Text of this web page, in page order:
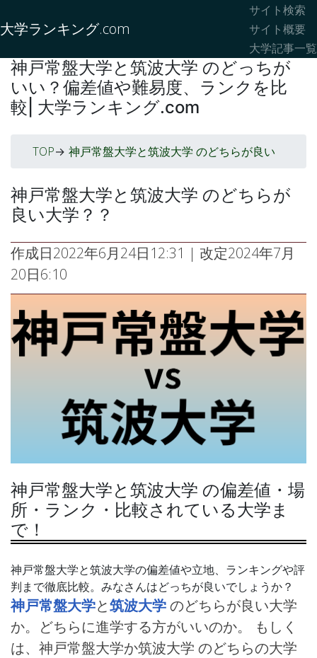
大学ランキング.com
サイト検索
サイト概要
大学記事一覧
神戸常盤大学と筑波大学 のどっちが
いい？偏差値や難易度、ランクを比
較| 大学ランキング.com
TOP-> 神戸常盤大学と筑波大学 のどちらが良い
神戸常盤大学と筑波大学 のどちらが
良い大学？？
作成日2022年6月24日12:31 | 改定2024年7月
20日6:10
神戸常盤大学と筑波大学 の偏差値・場
所・ランク・比較されている大学ま
で！
神戸常盤大学と筑波大学の偏差値や立地、ランキングや評
判まで徹底比較。みなさんはどっちが良いでしょうか？
神戸常盤大学と筑波大学のどちらが良い大学
か。どちらに進学する方がいいのか。 もしく
は、神戸常盤大学か筑波大学 のどちらの大学